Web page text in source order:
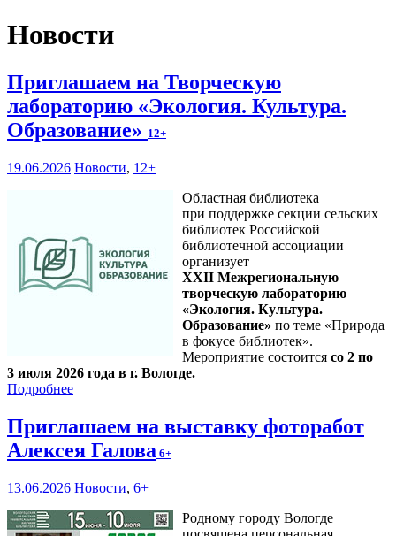
Новости
Приглашаем на Творческую
лабораторию «Экология. Культура.
Образование» 12+
19.06.2026 Новости, 12+
Областная библиотека
при поддержке секции сельских
библиотек Российской
библиотечной ассоциации
организует
XXII Межрегиональную
творческую лабораторию
«Экология. Культура.
Образование» по теме «Природа
в фокусе библиотек».
Мероприятие состоится со 2 по
3 июля 2026 года в г. Вологде.
Подробнее
Приглашаем на выставку фоторабот
Алексея Галова 6+
13.06.2026 Новости, 6+
Родному городу Вологде